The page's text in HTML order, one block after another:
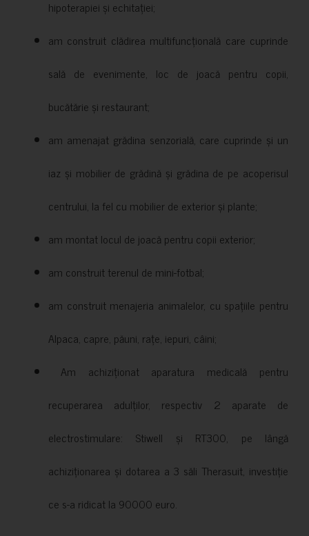
hipoterapiei și echitației;
am construit clădirea multifuncțională care cuprinde
sală de evenimente, loc de joacă pentru copii,
bucătărie și restaurant;
am amenajat grădina senzorială, care cuprinde și un
iaz și mobilier de grădină și grădina de pe acoperisul
centrului, la fel cu mobilier de exterior și plante;
am montat locul de joacă pentru copii exterior;
am construit terenul de mini-fotbal;
am construit menajeria animalelor, cu spațiile pentru
Alpaca, capre, păuni, rațe, iepuri, câini;
Am achiziționat aparatura medicală pentru
recuperarea adulților, respectiv 2 aparate de
electrostimulare: Stiwell și RT300, pe lângă
achiziționarea și dotarea a 3 săli Therasuit, investiție
ce s-a ridicat la 90000 euro.